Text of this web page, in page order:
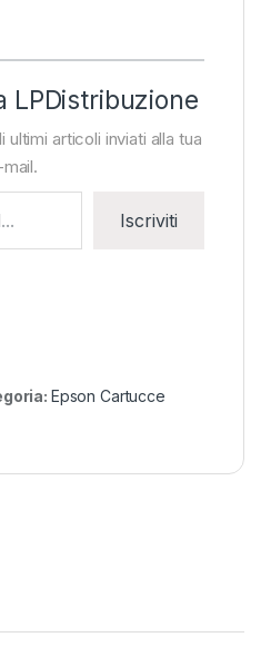
LPDistribuzione
articoli inviati alla tua
Iscriviti
Epson Cartucce